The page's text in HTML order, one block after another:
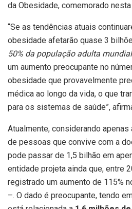
da Obesidade, comemorado
“Se as tendências atuais
obesidade afetarão quase 3
50% da população adulta mundial
um aumento preocupante no
obesidade que provavelmente
médica ao longo da vida, o que
para os sistemas de saúde”,
Atualmente, considerando
de pessoas que convive com a
pode passar de 1,5 bilhão em
entidade projeta ainda que, entre
registrado um aumento de 115%
–. O dado é preocupante, tendo